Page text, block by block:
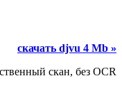
скачать djvu 4 Mb »
скан, без OCR